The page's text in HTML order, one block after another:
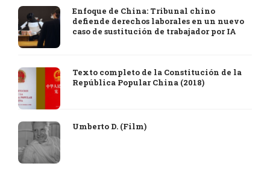
Enfoque de China: Tribunal chino
defiende derechos laborales en un nuevo
caso de sustitución de trabajador por IA
Texto completo de la Constitución de la
República Popular China (2018)
Umberto D. (Film)